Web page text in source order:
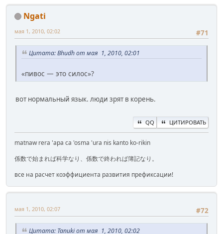
Ngati
#71
мая 1, 2010, 02:02
Цитата: Bhudh от мая 1, 2010, 02:01
«пивос — это силос»?
вот нормальный язык. люди зрят в корень.
QQ ЦИТИРОВАТЬ
matnaw rera 'apa ca 'osma 'ura nis kanto ko-rikin
係数で始まれば科学なり、係数で終われば簿記なり。
все на расчет коэффициента развития префиксации!
#72
мая 1, 2010, 02:07
Цитата: Tanuki от мая 1, 2010, 02:02